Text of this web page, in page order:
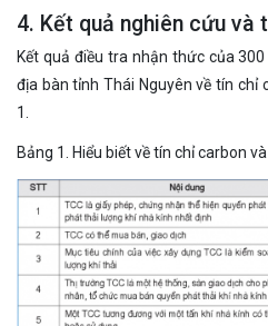
4. Kết quả nghiên cứu và
Kết quả điều tra nhận thức của
địa bàn tỉnh Thái Nguyên về tín chỉ
1.
Bảng 1. Hiểu biết về tín chỉ carbon